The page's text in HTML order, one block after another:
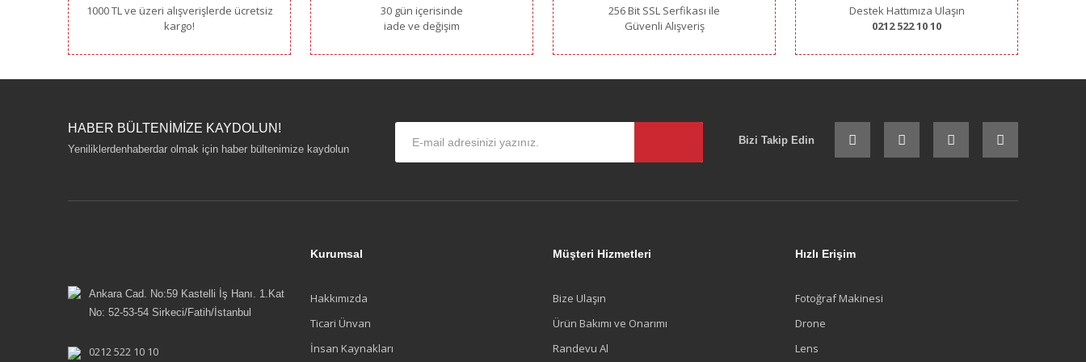
Gönder
1000 TL ve üzeri alışverişlerde ücretsiz
kargo!
30 gün içerisinde
iade ve değişim
256 Bit SSL Serfikası ile
Güvenli Alışveriş
Destek Hattımıza Ulaşın
0212 522 10 10
HABER BÜLTENİMİZE KAYDOLUN!
Yeniliklerdenhaberdar olmak için haber bültenimize kaydolun
Bizi Takip Edin
Ankara Cad. No:59 Kastelli İş Hanı. 1.Kat
No: 52-53-54 Sirkeci/Fatih/İstanbul
0212 522 10 10
Kurumsal
Hakkımızda
Ticari Ünvan
İnsan Kaynakları
Müşteri Hizmetleri
Bize Ulaşın
Ürün Bakımı ve Onarımı
Randevu Al
Hızlı Erişim
Fotoğraf Makinesi
Drone
Lens